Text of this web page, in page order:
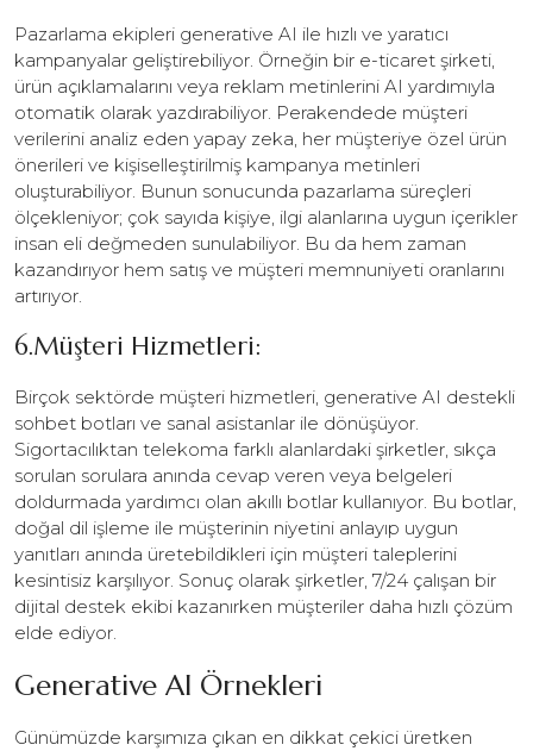
Pazarlama ekipleri generative AI ile hızlı ve yaratıcı
kampanyalar geliştirebiliyor. Örneğin bir e-ticaret şirketi,
ürün açıklamalarını veya reklam metinlerini AI yardımıyla
otomatik olarak yazdırabiliyor. Perakendede müşteri
verilerini analiz eden yapay zeka, her müşteriye özel ürün
önerileri ve kişiselleştirilmiş kampanya metinleri
oluşturabiliyor. Bunun sonucunda pazarlama süreçleri
ölçekleniyor; çok sayıda kişiye, ilgi alanlarına uygun içerikler
insan eli değmeden sunulabiliyor. Bu da hem zaman
kazandırıyor hem satış ve müşteri memnuniyeti oranlarını
artırıyor.
6.Müşteri Hizmetleri:
Birçok sektörde müşteri hizmetleri, generative AI destekli
sohbet botları ve sanal asistanlar ile dönüşüyor.
Sigortacılıktan telekoma farklı alanlardaki şirketler, sıkça
sorulan sorulara anında cevap veren veya belgeleri
doldurmada yardımcı olan akıllı botlar kullanıyor. Bu botlar,
doğal dil işleme ile müşterinin niyetini anlayıp uygun
yanıtları anında üretebildikleri için müşteri taleplerini
kesintisiz karşılıyor. Sonuç olarak şirketler, 7/24 çalışan bir
dijital destek ekibi kazanırken müşteriler daha hızlı çözüm
elde ediyor.
Generative AI Örnekleri
Günümüzde karşımıza çıkan en dikkat çekici üretken